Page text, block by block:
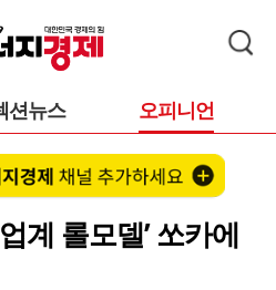
션뉴스 오피니언
계 롤모델’ 쏘카에